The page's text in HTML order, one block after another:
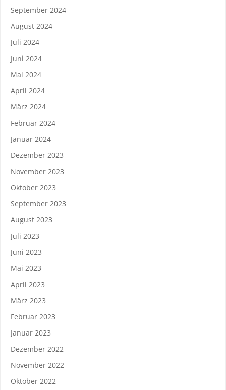
September 2024
August 2024
Juli 2024
Juni 2024
Mai 2024
April 2024
März 2024
Februar 2024
Januar 2024
Dezember 2023
November 2023
Oktober 2023
September 2023
August 2023
Juli 2023
Juni 2023
Mai 2023
April 2023
März 2023
Februar 2023
Januar 2023
Dezember 2022
November 2022
Oktober 2022